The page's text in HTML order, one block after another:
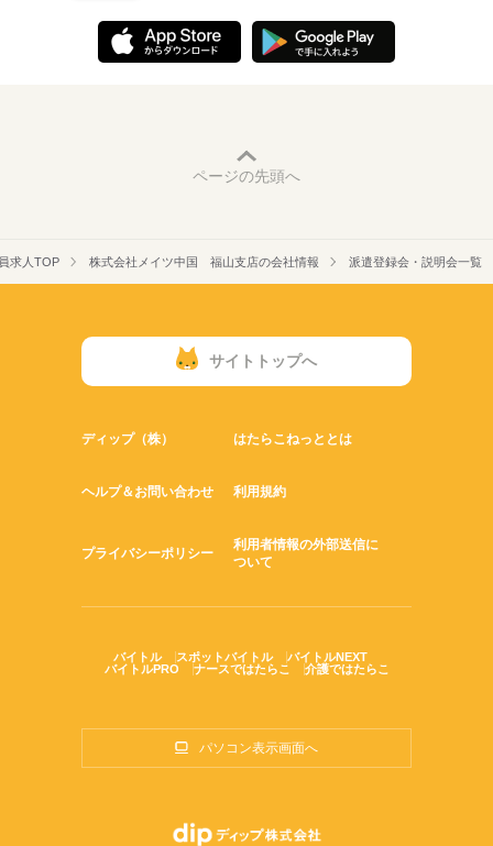
ページの先頭へ
求人TOP 株式会社メイツ中国 福山支店の会社情報 派遣登録会・説明会一覧
サイトトップへ
ディップ（株） はたらこねっととは
ヘルプ＆お問い合わせ 利用規約
プライバシーポリシー
利用者情報の外部送信に
ついて
バイトル スポットバイトル
バイトルNEXT
バイトルPRO
ナースではたらこ 介護ではたらこ
パソコン表示画面へ